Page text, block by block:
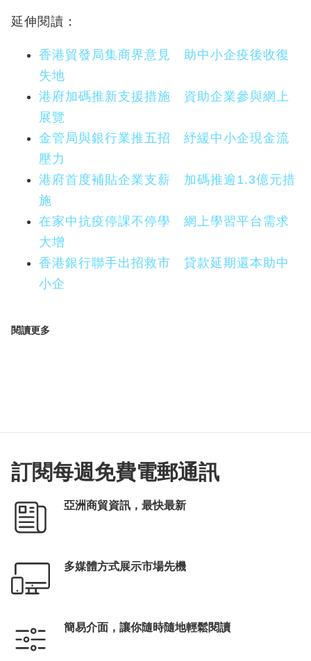
延伸閱讀：
香港貿發局集商界意見 助中小企疫後收復
失地
港府加碼推新支援措施 資助企業參與網上
展覽
金管局與銀行業推五招 紓緩中小企現金流
壓力
港府首度補貼企業支薪 加碼推逾1.3億元措
施
在家中抗疫停課不停學 網上學習平台需求
大增
香港銀行聯手出招救市 貸款延期還本助中
小企
閱讀更多
訂閱每週免費電郵通訊
亞洲商貿資訊，最快最新
多媒體方式展示市場先機
簡易介面，讓你隨時隨地輕鬆閱讀